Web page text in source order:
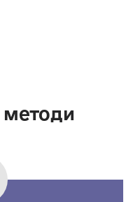
методи